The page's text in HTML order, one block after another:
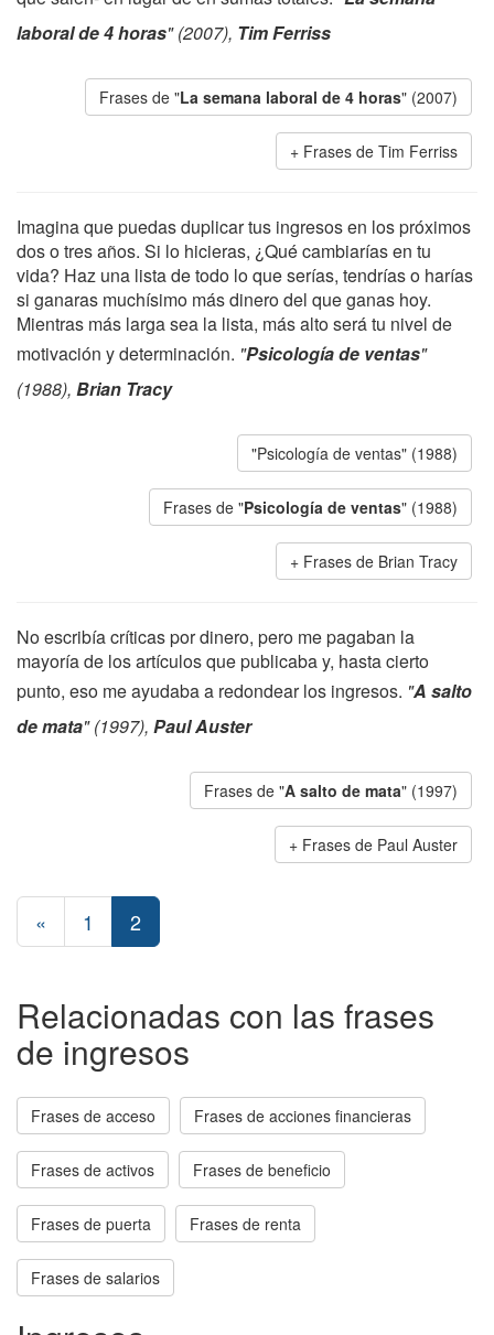
laboral de 4 horas" (2007), Tim Ferriss
Frases de "La semana laboral de 4 horas" (2007)
Frases de Tim Ferriss
Imagina que puedas duplicar tus ingresos en los próximos
dos o tres años. Si lo hicieras, ¿Qué cambiarías en tu
vida? Haz una lista de todo lo que serías, tendrías o harías
si ganaras muchísimo más dinero del que ganas hoy.
Mientras más larga sea la lista, más alto será tu nivel de
motivación y determinación. "Psicología de ventas"
(1988), Brian Tracy
"Psicología de ventas" (1988)
Frases de "Psicología de ventas" (1988)
Frases de Brian Tracy
No escribía críticas por dinero, pero me pagaban la
mayoría de los artículos que publicaba y, hasta cierto
punto, eso me ayudaba a redondear los ingresos. "A salto
de mata" (1997), Paul Auster
Frases de "A salto de mata" (1997)
Frases de Paul Auster
« 1 2
Relacionadas con las frases
de ingresos
Frases de acceso Frases de acciones financieras
Frases de activos Frases de beneficio
Frases de puerta Frases de renta
Frases de salarios